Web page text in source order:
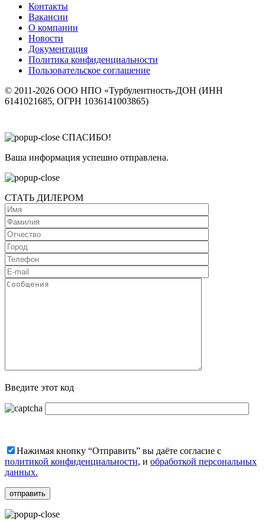
Контакты
Вакансии
О компании
Новости
Документация
Политика конфиденциальности
Пользовательское соглашение
© 2011-2026 ООО НПО «Турбулентность-ДОН (ИНН
6141021685, ОГРН 1036141003865)
СПАСИБО!
Ваша информация успешно отправлена.
СТАТЬ ДИЛЕРОМ
Введите этот код
Нажимая кнопку “Отправить” вы даёте согласие с
политикой конфиденциальности, и обработкой персональных
данных.